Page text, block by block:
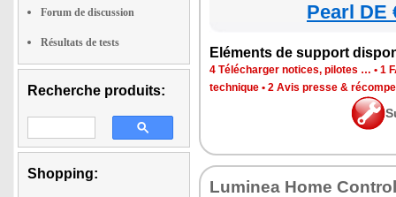
Forum de discussion
Résultats de tests
Recherche produits:
Shopping:
Pearl DE
Eléments de support
4 Télécharger notices, pilotes … • 1
technique • 2 Avis presse &
Luminea Home